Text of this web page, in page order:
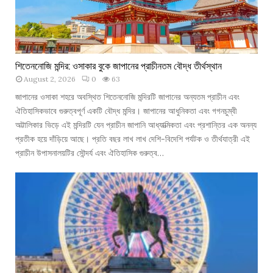
রূ
প
কা
রে
র
শে
ঠি
কা
না
শিতেননোজি মন্দির: ওসাকার বুকে জাপানের প্রাচীনতম বৌদ্ধ তীর্থস্থান
August 2, 2026 0 63
জাপানের ওসাকা শহরে অবস্থিত শিতেননোজি মন্দিরটি জাপানের অন্যতম প্রাচীন এবং
ঐতিহাসিকভাবে গুরুত্বপূর্ণ একটি বৌদ্ধ মন্দির। জাপানের আধুনিকতা এবং গগনচুম্বী
অট্টালিকার ভিড়ে এই মন্দিরটি যেন প্রাচীন জাপানি আধ্যাত্মিকতা এবং প্রশান্তির এক অনন্য
প্রতীক হয়ে দাঁড়িয়ে আছে। প্রতি বছর লাখ লাখ দেশি-বিদেশি পর্যটক ও তীর্থযাত্রী এই
প্রাচীন উপাসনালয়টির সৌন্দর্য এবং ঐতিহাসিক গুরুত্ব…